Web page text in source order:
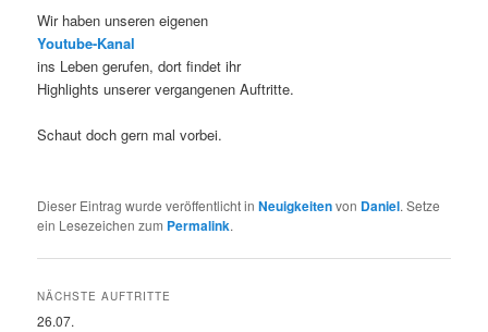
Wir haben unseren eigenen
Youtube-Kanal
ins Leben gerufen, dort findet ihr
Highlights unserer vergangenen Auftritte.
Schaut doch gern mal vorbei.
Dieser Eintrag wurde veröffentlicht inNeuigkeitenvon Daniel. Setze
ein Lesezeichen zum Permalink.
NÄCHSTE AUFTRITTE
26.07.